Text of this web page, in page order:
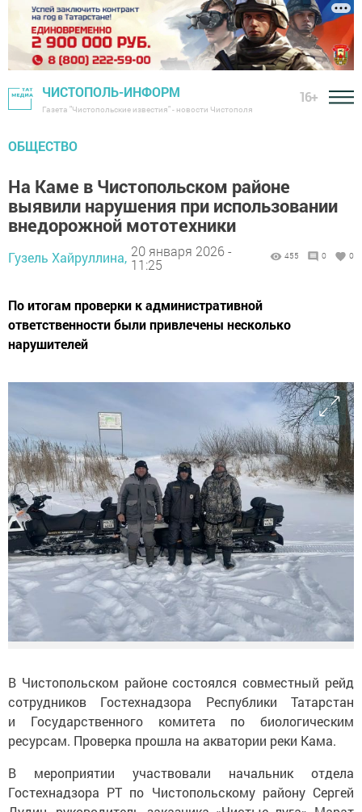
ЧИСТОПОЛЬ-ИНФОРМ
Газета "Чистопольские известия" - новости Чистополя
16+
ОБЩЕСТВО
На Каме в Чистопольском районе
выявили нарушения при использовании
внедорожной мототехники
Гузель Хайруллина, 20 января 2026 -
11:25
455 0 0
По итогам проверки к административной
ответственности были привлечены несколько
нарушителей
В Чистопольском районе состоялся совместный рейд
сотрудников Гостехнадзора Республики Татарстан
и Государственного комитета по биологическим
ресурсам. Проверка прошла на акватории реки Кама.
В мероприятии участвовали начальник отдела
Гостехнадзора РТ по Чистопольскому району Сергей